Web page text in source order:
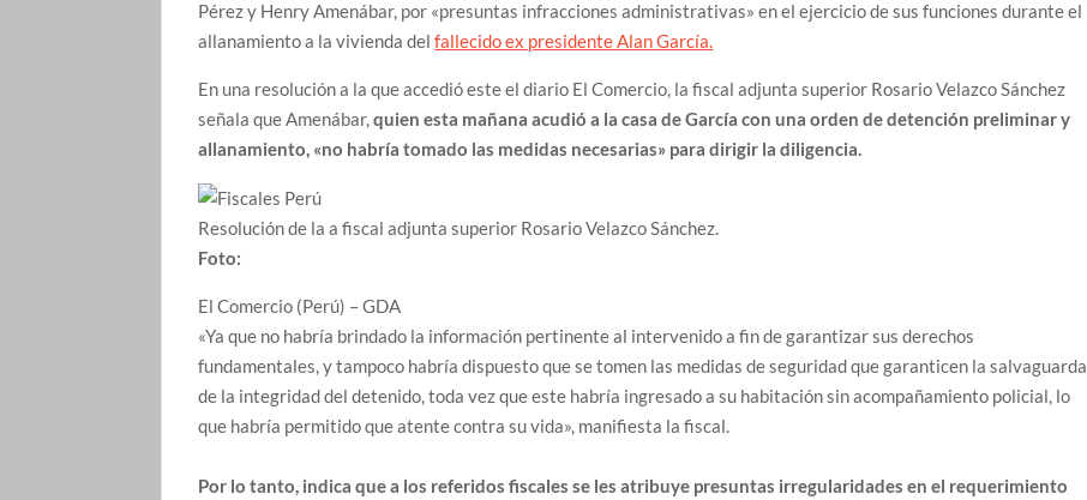
Pérez y Henry Amenábar, por «presuntas infracciones administrativas» en el ejercicio de sus funciones durante el
allanamiento a la vivienda delfallecido ex presidente Alan García.
En una resolución a la que accedió este el diario El Comercio, la fiscal adjunta superior Rosario Velazco Sánchez
señala que Amenábar,quien esta mañana acudió a la casa de García con una orden de detención preliminar y
allanamiento, «no habría tomado las medidas necesarias» para dirigir la diligencia.
Resolución de la a fiscal adjunta superior Rosario Velazco Sánchez.
Foto:
El Comercio (Perú) – GDA
«Ya que no habría brindado la información pertinente al intervenido a fin de garantizar sus derechos
fundamentales, y tampoco habría dispuesto que se tomen las medidas de seguridad que garanticen la salvaguarda
de la integridad del detenido, toda vez que este habría ingresado a su habitación sin acompañamiento policial, lo
que habría permitido que atente contra su vida», manifiesta la fiscal.
Por lo tanto, indica que a los referidos fiscales se les atribuye presuntas irregularidades en el requerimiento